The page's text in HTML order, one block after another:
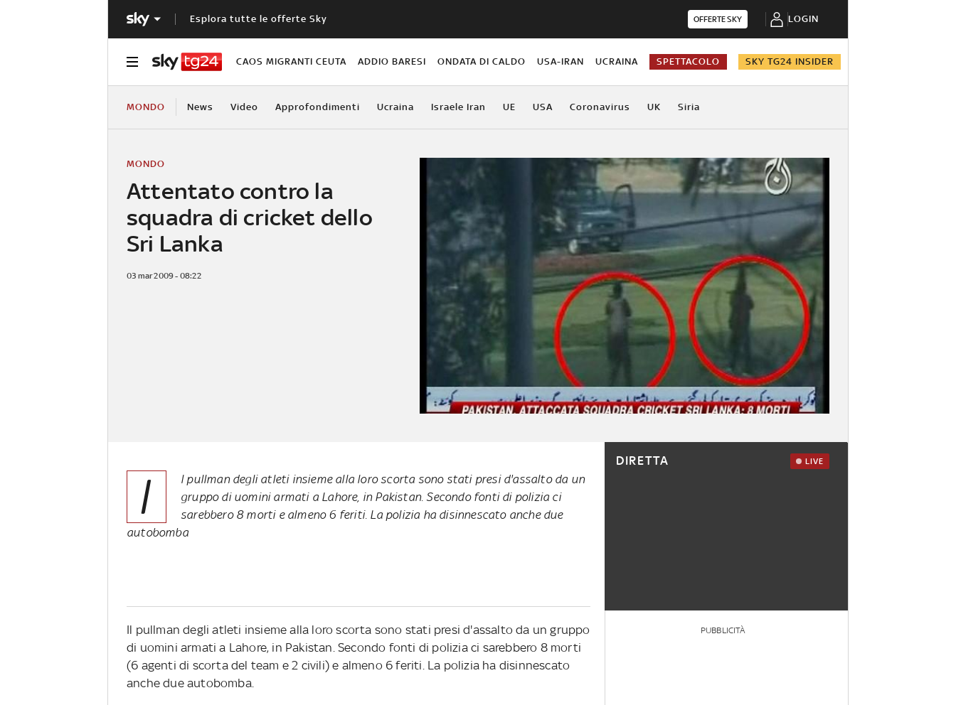
Esplora tutte le offerte Sky OFFERTE SKY LOGIN
CAOS MIGRANTI CEUTA ADDIO BARESI ONDATA DI CALDO USA-IRAN UCRAINA SPETTACOLO SKY TG24 INSIDER
MONDO News Video Approfondimenti Ucraina Israele Iran UE USA Coronavirus UK Siria
Attentato contro la
squadra di cricket dello
Sri Lanka
MONDO
03 mar 2009 - 08:22
I
l pullman degli atleti insieme alla loro scorta sono stati presi d'assalto da un
gruppo di uomini armati a Lahore, in Pakistan. Secondo fonti di polizia ci
sarebbero 8 morti e almeno 6 feriti. La polizia ha disinnescato anche due
autobomba
Il pullman degli atleti insieme alla loro scorta sono stati presi d'assalto da un gruppo
di uomini armati a Lahore, in Pakistan. Secondo fonti di polizia ci sarebbero 8 morti
(6 agenti di scorta del team e 2 civili) e almeno 6 feriti. La polizia ha disinnescato
anche due autobomba.
DIRETTA LIVE
PUBBLICITÀ